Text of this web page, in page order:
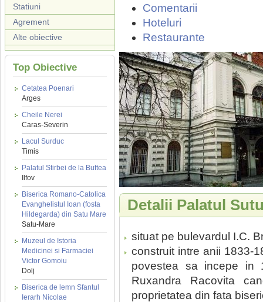
Statiuni
Agrement
Alte obiective
Top Obiective
Cetatea Poenari
Arges
Cheile Nerei
Caras-Severin
Lacul Surduc
Timis
Palatul Stirbei de la Buftea
Ilfov
Biserica Romano-Catolica
Evanghelistul Ioan (fosta
Hildegarda) din Satu Mare
Satu-Mare
Muzeul de Istoria
Medicinei si Farmaciei
Victor Gomoiu
Dolj
Biserica de lemn Sfantul
Ierarh Nicolae
Comentarii
Hoteluri
Restaurante
Detalii Palatul
situat pe bulevardul I.C.
construit intre anii 1833-
povestea sa incepe in
Ruxandra Racovita
proprietatea din fata